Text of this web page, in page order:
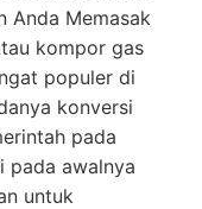
Anda Memasak
kompor gas
populer di
konversi
pada
pada awalnya
untuk